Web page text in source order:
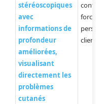
stéréoscopiques
avec
informations de
profondeur
améliorées,
visualisant
directement les
problèmes
cutanés
force
clients